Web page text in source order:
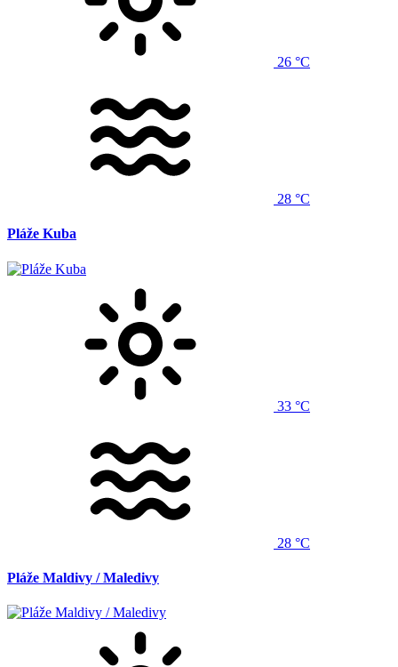
26 °C
28 °C
Pláže Kuba
33 °C
28 °C
Pláže Maldivy / Maledivy